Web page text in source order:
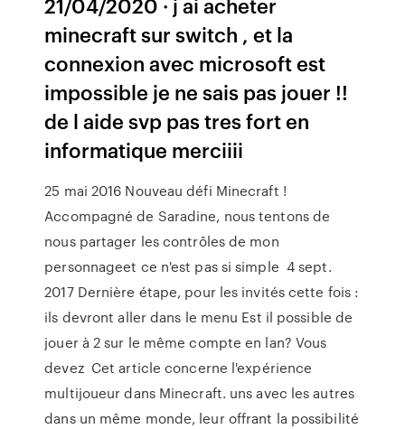
minecraft sur switch , et la
connexion avec microsoft est
impossible je ne sais pas jouer !!
de l aide svp pas tres fort en
informatique merciiii
25 mai 2016 Nouveau défi Minecraft !
Accompagné de Saradine, nous tentons de
nous partager les contrôles de mon
personnageet ce n'est pas si simple 4 sept.
2017 Dernière étape, pour les invités cette fois :
ils devront aller dans le menu Est il possible de
jouer à 2 sur le même compte en lan? Vous
devez Cet article concerne l'expérience
multijoueur dans Minecraft. uns avec les autres
dans un même monde, leur offrant la possibilité